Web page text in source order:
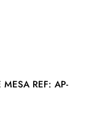
REF: AP-